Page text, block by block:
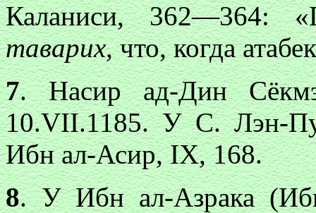
Каланиси, 362—364:
таварих,что, когда
7. Насир ад-Дин
10.VII.1185. У С. Лэн-
Ибн ал-Асир, IX, 168.
8. У Ибн ал-Азрака